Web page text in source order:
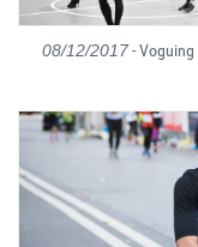
08/12/2017-